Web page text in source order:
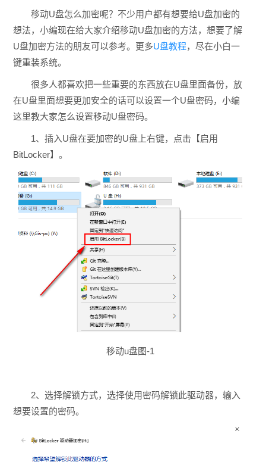
移动U盘怎么加密呢？不少用户都有想要给U盘加密的
想法，小编现在给大家介绍移动U盘加密的方法，想要了解
U盘加密方法的朋友可以参考。更多U盘教程，尽在小白一
键重装系统。
很多人都喜欢把一些重要的东西放在U盘里面备份，放
在U盘里面想要更加安全的话可以设置一个U盘密码，小编
这里教大家怎么设置移动U盘密码。
1、插入U盘在要加密的U盘上右键，点击【启用
BitLocker】。
移动u盘图-1
2、选择解锁方式，选择使用密码解锁此驱动器，输入
想要设置的密码。